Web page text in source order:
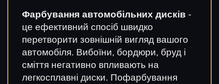
Фарбування автомобільних дисків -
це ефективний спосіб швидко
перетворити зовнішній вигляд вашого
автомобіля. Вибоїни, бордюри, бруд і
сміття негативно впливають на
легкосплавні диски. Пофарбування